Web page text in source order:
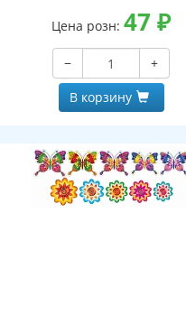
Цена розн: 47 ₽
−
+
В корзину